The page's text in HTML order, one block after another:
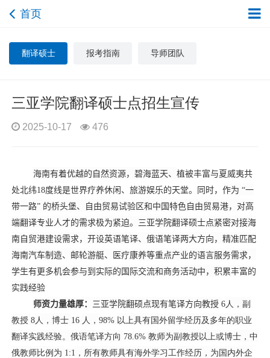
首页
翻译硕士 报考指南 导师团队
三亚学院翻译硕士点招生宣传
2025-10-17 476
海南有着优越的自然资源，碧海蓝天、植被丰富与夏威夷共
处北纬18度线是世界疗养休闲、旅游娱乐的天堂。同时，作为 “一
带一路” 的桥头堡、自由贸易试验区和中国特色自由贸易港，对高
端翻译专业人才的需求极为紧迫。三亚学院翻译硕士点紧密对接海
南自贸港建设需求，开设英语笔译、俄语笔译两大方向，精准匹配
海南汽车制造、邮轮游艇、医疗康养等重点产业的语言服务需求，
学生有更多机会参与到实际的国际交流和商务活动中，积累丰富的
实践经验
师资力量雄厚： 三亚学院翻硕点现有笔译方向教授6人，副
教授8人，博士 16 人，98% 以上具有国外留学经历及多年的职业
翻译实践经验。俄语笔译方向 78.6%教师为副教授以上或博士，中
俄教师比例为 1:1 ，所有教师具有海外学习工作经历，为国内外企